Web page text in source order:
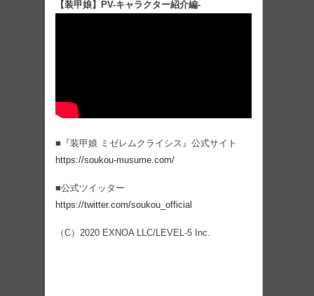
【装甲娘】PV-キャラクター紹介編-
■『装甲娘 ミゼレムクライシス』公式サイト
https://soukou-musume.com/
■公式ツイッター
https://twitter.com/soukou_official
（C）2020 EXNOA LLC/LEVEL-5 Inc.